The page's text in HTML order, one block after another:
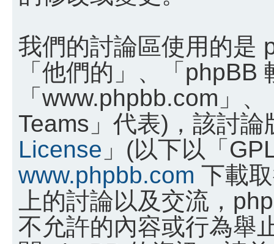
我們的討論區使用的是
「他們的」、「phpBB
「www.phpbb.com」
Teams」代表)，該討論
License 」(以下以「
www.phpbb.com 下載
上的討論以及交流，
不允許的內容或行為舉